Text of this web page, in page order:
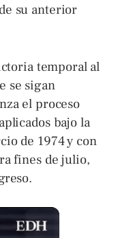
su anterior
temporal al
se sigan
el proceso
bajo la
de 1974 y con
fines de julio,